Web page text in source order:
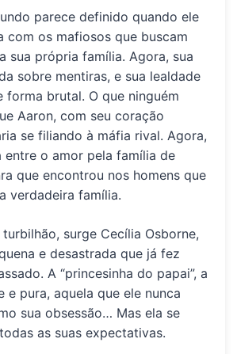
parece definido quando ele
com os mafiosos que buscam
sua própria família. Agora, sua
sobre mentiras, e sua lealdade
forma brutal. O que ninguém
Aaron, com seu coração
se filiando à máfia rival. Agora,
entre o amor pela família de
que encontrou nos homens que
verdadeira família.
surge Cecília Osborne,
e desastrada que já fez
A “princesinha do papai”, a
e pura, aquela que ele nunca
sua obsessão… Mas ela se
as suas expectativas.